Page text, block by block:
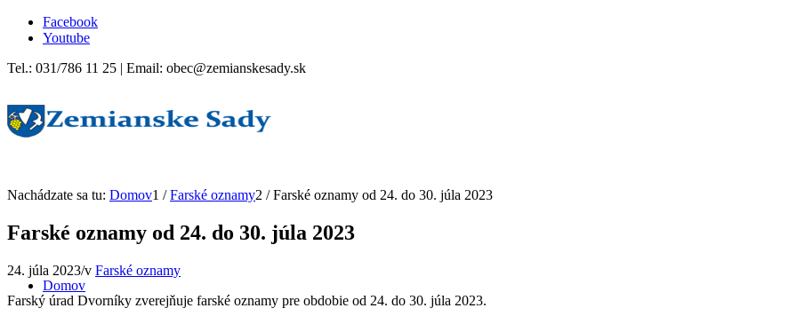
Facebook
Youtube
Tel.: 031/786 11 25 | Email: obec@zemianskesady.sk
Domov
Nachádzate sa tu: Domov1 / Farské oznamy2 / Farské oznamy od 24. do 30. júla 2023
Farské oznamy od 24. do 30. júla 2023
24. júla 2023/v Farské oznamy
Farský úrad Dvorníky zverejňuje farské oznamy pre obdobie od 24. do 30. júla 2023.